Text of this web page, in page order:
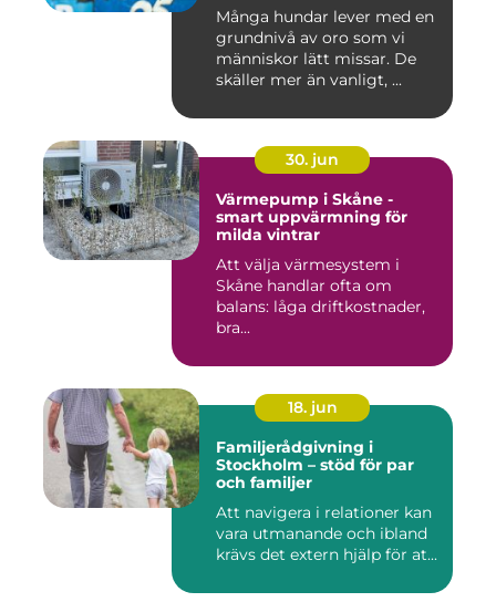
Många hundar lever med en
grundnivå av oro som vi
människor lätt missar. De
skäller mer än vanligt, ...
30. jun
Värmepump i Skåne -
smart uppvärmning för
milda vintrar
Att välja värmesystem i
Skåne handlar ofta om
balans: låga driftkostnader,
bra...
18. jun
Familjerådgivning i
Stockholm – stöd för par
och familjer
Att navigera i relationer kan
vara utmanande och ibland
krävs det extern hjälp för at...